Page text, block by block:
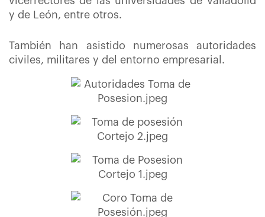
y de León, entre otros.
También han asistido numerosas autoridades
civiles, militares y del entorno empresarial.